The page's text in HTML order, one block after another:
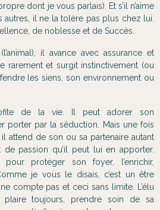
dont je vous parlais). Et s’il n’aime
il ne la tolère pas plus chez lui.
de noblesse et de Succès.
il avance avec assurance et
rarement et surgit instinctivement (ou
les siens, son environnement ou
de la vie. Il peut adorer son
porter par la séduction. Mais une fois
attend de son ou sa partenaire autant
de passion qu’il peut lui en apporter.
protéger son foyer, l’enrichir,
je vous le disais, c’est un être
compte pas et ceci sans limite. L’élu
toujours, prendre soin de sa